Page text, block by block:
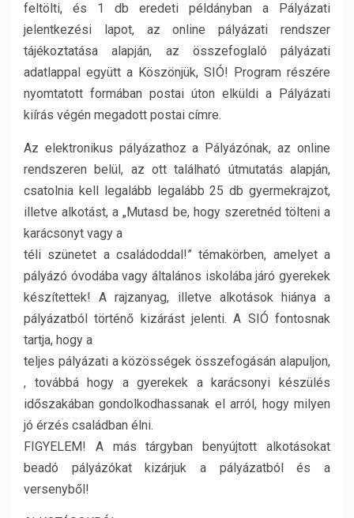
feltölti, és 1 db eredeti példányban a Pályázati
jelentkezési lapot, az online pályázati rendszer
tájékoztatása alapján, az összefoglaló pályázati
adatlappal együtt a Köszönjük, SIÓ! Program részére
nyomtatott formában postai úton elküldi a Pályázati
kiírás végén megadott postai címre.
Az elektronikus pályázathoz a Pályázónak, az online
rendszeren belül, az ott található útmutatás alapján,
csatolnia kell legalább legalább 25 db gyermekrajzot,
illetve alkotást, a „Mutasd be, hogy szeretnéd tölteni a
karácsonyt vagy a
téli szünetet a családoddal!” témakörben, amelyet a
pályázó óvodába vagy általános iskolába járó gyerekek
készítettek! A rajzanyag, illetve alkotások hiánya a
pályázatból történő kizárást jelenti. A SIÓ fontosnak
tartja, hogy a
teljes pályázati a közösségek összefogásán alapuljon,
, továbbá hogy a gyerekek a karácsonyi készülés
időszakában gondolkodhassanak el arról, hogy milyen
jó érzés családban élni.
FIGYELEM! A más tárgyban benyújtott alkotásokat
beadó pályázókat kizárjuk a pályázatból és a
versenyből!